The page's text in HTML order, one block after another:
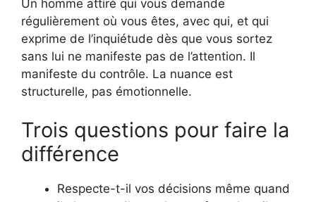
Un homme attiré qui vous demande
régulièrement où vous êtes, avec qui, et qui
exprime de l’inquiétude dès que vous sortez
sans lui ne manifeste pas de l’attention. Il
manifeste du contrôle. La nuance est
structurelle, pas émotionnelle.
Trois questions pour faire la
différence
Respecte-t-il vos décisions même quand